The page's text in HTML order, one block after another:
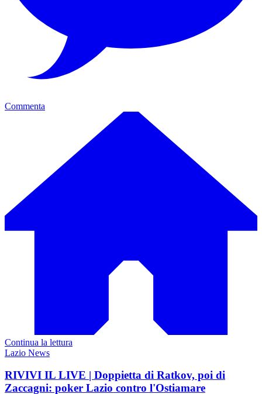
Commenta
Continua la lettura
Lazio News
RIVIVI IL LIVE | Doppietta di Ratkov, poi di
Zaccagni: poker Lazio contro l'Ostiamare